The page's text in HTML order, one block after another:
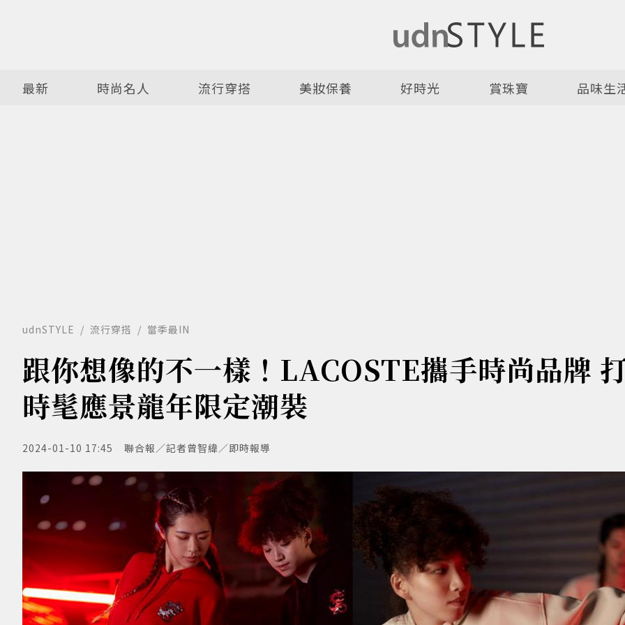
最新 時尚名人 流行穿搭 美妝保養 好時光 賞珠寶 品味生
udnSTYLE 流行穿搭 當季最IN
跟你想像的不一樣！LACOSTE攜手時尚品牌
時髦應景龍年限定潮裝
2024-01-10 17:45 聯合報／記者曾智緯／即時報導